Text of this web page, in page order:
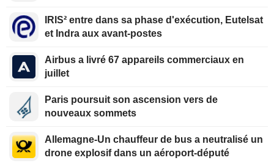
IRIS² entre dans sa phase d'exécution, Eutelsat
et Indra aux avant-postes
Airbus a livré 67 appareils commerciaux en
juillet
Paris poursuit son ascension vers de
nouveaux sommets
Allemagne-Un chauffeur de bus a neutralisé un
drone explosif dans un aéroport-député